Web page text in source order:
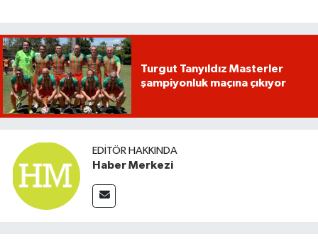
Turgut Tanyıldız Masterler
şampiyonluk maçına çıkıyor
EDITÖR HAKKINDA
Haber Merkezi